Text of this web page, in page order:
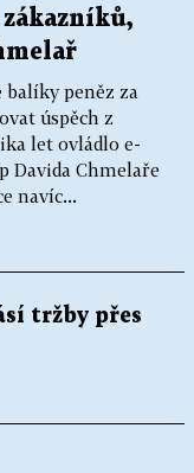
balíky peněz za
úspěch z
let ovládlo e-
Davida Chmelaře
navíc...
tržby přes